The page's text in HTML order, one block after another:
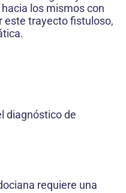
los mismos con
este trayecto fistuloso,
diagnóstico de
requiere una